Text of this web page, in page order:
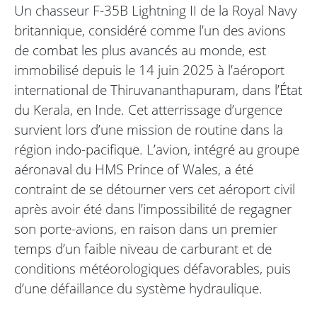
Un chasseur F-35B Lightning II de la Royal Navy
britannique, considéré comme l’un des avions
de combat les plus avancés au monde, est
immobilisé depuis le 14 juin 2025 à l’aéroport
international de Thiruvananthapuram, dans l’État
du Kerala, en Inde. Cet atterrissage d’urgence
survient lors d’une mission de routine dans la
région indo-pacifique. L’avion, intégré au groupe
aéronaval du HMS Prince of Wales, a été
contraint de se détourner vers cet aéroport civil
après avoir été dans l’impossibilité de regagner
son porte-avions, en raison dans un premier
temps d’un faible niveau de carburant et de
conditions météorologiques défavorables, puis
d’une défaillance du système hydraulique.